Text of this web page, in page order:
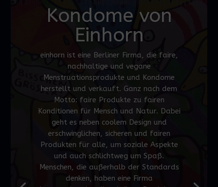
Kondome von
Einhorn
einhorn ist eine Berliner Firma, die faire,
nachhaltige und vegane
Menstruationsprodukte und Kondome
herstellt und verkauft. Ganz nach dem
Motto: faire Produkte zu fairen
Konditionen für Mensch und Natur. Dabei
geht es neben coolem Design und
erschwinglichen, sicheren und fairen
Produkten für alle, um soziale Aspekte
und auch schlichtweg um Spaß.
Menschen, die außerhalb der Standards
denken, haben eine Firma